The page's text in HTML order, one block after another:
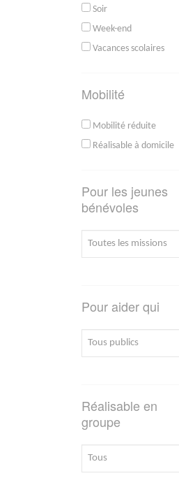
Soir
Week-end
Vacances scolaires
Mobilité
Mobilité réduite
Réalisable à domicile
Pour les jeunes
bénévoles
Pour aider qui
Réalisable en
groupe